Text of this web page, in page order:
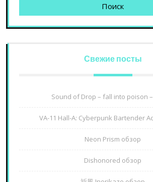
Поиск
Свежие посты
Sound of Drop – fall into poison
VA-11 Hall-A: Cyberpunk Bartender
Neon Prism обзор
Dishonored обзор